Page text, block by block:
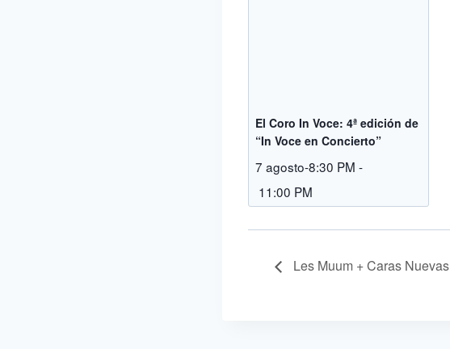
El Coro In Voce: 4ª edición de
“In Voce en Concierto”
7 agosto-8:30 PM -
11:00 PM
Les Muum + Caras Nuevas